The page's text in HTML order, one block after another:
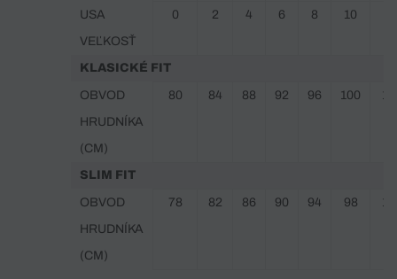
USA
VEĽKOSŤ
0 2 4 6 8 10
KLASICKÉ FIT
OBVOD
HRUDNÍKA
(CM)
80 84 88 92 96 100
SLIM FIT
OBVOD
HRUDNÍKA
(CM)
78 82 86 90 94 98